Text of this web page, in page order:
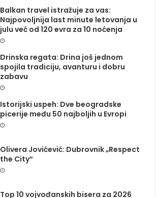
Balkan travel istražuje za vas:
Najpovoljnija last minute letovanja u
julu već od 120 evra za 10 noćenja
Drinska regata: Drina još jednom
spojila tradiciju, avanturu i dobru
zabavu
Istorijski uspeh: Dve beogradske
picerije među 50 najboljih u Evropi
Olivera Jovićević: Dubrovnik „Respect
the City“
Top 10 vojvođanskih bisera za 2026